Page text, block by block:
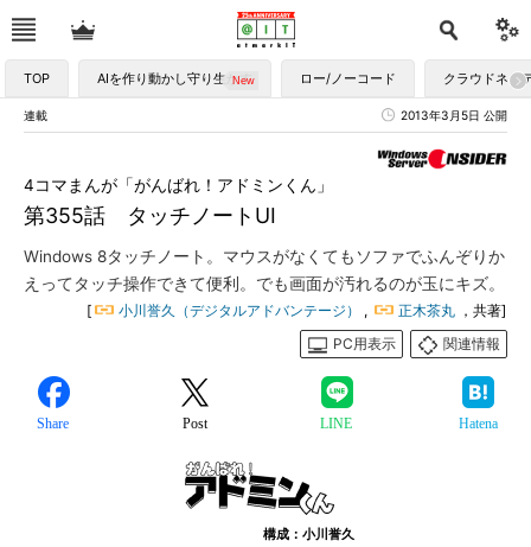
TOP AIを作り動かし守り生かす ロー/ノーコード クラウドネイ
連載 2013年3月5日 公開
第355話 タッチノートUI
4コマまんが「がんばれ！アドミンくん」
Windows 8タッチノート。マウスがなくてもソファでふんぞりか
えってタッチ操作できて便利。でも画面が汚れるのが玉にキズ。
[ 小川誉久（デジタルアドバンテージ） , 正木茶丸 ，共著]
PC用表示
関連情報
Share Post LINE Hatena
構成：小川誉久